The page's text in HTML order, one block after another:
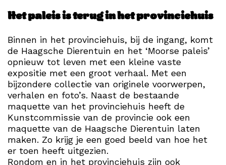
Het paleis is terug in het provinciehuis
Binnen in het provinciehuis, bij de ingang, komt
de Haagsche Dierentuin en het ‘Moorse paleis’
opnieuw tot leven met een kleine vaste
expositie met een groot verhaal. Met een
bijzondere collectie van originele voorwerpen,
verhalen en foto’s. Naast de bestaande
maquette van het provinciehuis heeft de
Kunstcommissie van de provincie ook een
maquette van de Haagsche Dierentuin laten
maken. Zo krijg je een goed beeld van hoe het
er toen heeft uitgezien.
Rondom en in het provinciehuis zijn ook